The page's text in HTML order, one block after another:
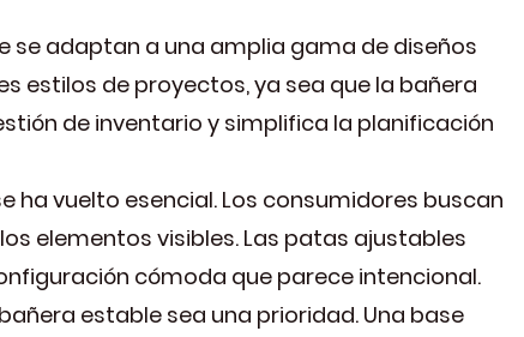
se adaptan a una amplia gama de diseños
estilos de proyectos, ya sea que la bañera
de inventario y simplifica la planificación
ha vuelto esencial. Los consumidores buscan
elementos visibles. Las patas ajustables
cómoda que parece intencional.
estable sea una prioridad. Una base